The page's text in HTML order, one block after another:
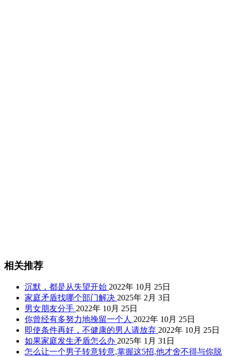
相关推荐
沉默，都是从失望开始 2022年 10月 25日
家庭矛盾找哪个部门解决 2025年 2月 3日
男女朋友分手 2022年 10月 25日
你曾经有多努力地挽留一个人 2022年 10月 25日
即使条件再好，不健康的男人请放弃 2022年 10月 25日
如果家庭发生矛盾怎么办 2025年 1月 31日
怎么让一个男子转意转意,掌握这5招,他才舍不得与你脱